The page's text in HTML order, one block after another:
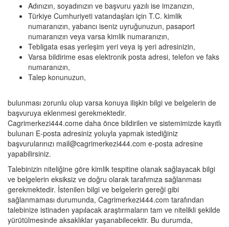
Adınızın, soyadınızın ve başvuru yazılı ise imzanızın,
Türkiye Cumhuriyeti vatandaşları için T.C. kimlik
numaranızın, yabancı iseniz uyruğunuzun, pasaport
numaranızın veya varsa kimlik numaranızın,
Tebligata esas yerleşim yeri veya iş yeri adresinizin,
Varsa bildirime esas elektronik posta adresi, telefon ve faks
numaranızın,
Talep konunuzun,
bulunması zorunlu olup varsa konuya ilişkin bilgi ve belgelerin de
başvuruya eklenmesi gerekmektedir.
Cagrimerkezi444.come daha önce bildirilen ve sistemimizde kayıtlı
bulunan E-posta adresiniz yoluyla yapmak istediğiniz
başvurularınızı mail@cagrimerkezi444.com e-posta adresine
yapabilirsiniz.
Talebinizin niteliğine göre kimlik tespitine olanak sağlayacak bilgi
ve belgelerin eksiksiz ve doğru olarak tarafımıza sağlanması
gerekmektedir. İstenilen bilgi ve belgelerin gereği gibi
sağlanmaması durumunda, Cagrimerkezi444.com tarafından
talebinize istinaden yapılacak araştırmaların tam ve nitelikli şekilde
yürütülmesinde aksaklıklar yaşanabilecektir. Bu durumda,